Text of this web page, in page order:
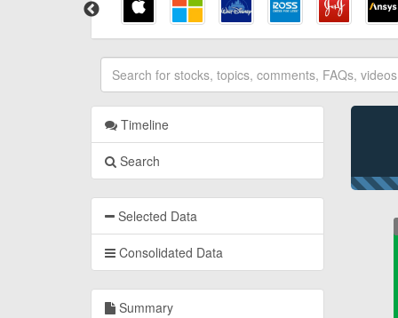
Timeline
Search
Selected Data
Consolidated Data
Summary